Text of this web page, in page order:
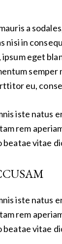
a
nisi in
ipsum eget
eu,
iste natus
rem
vitae
iste natus
rem
vitae